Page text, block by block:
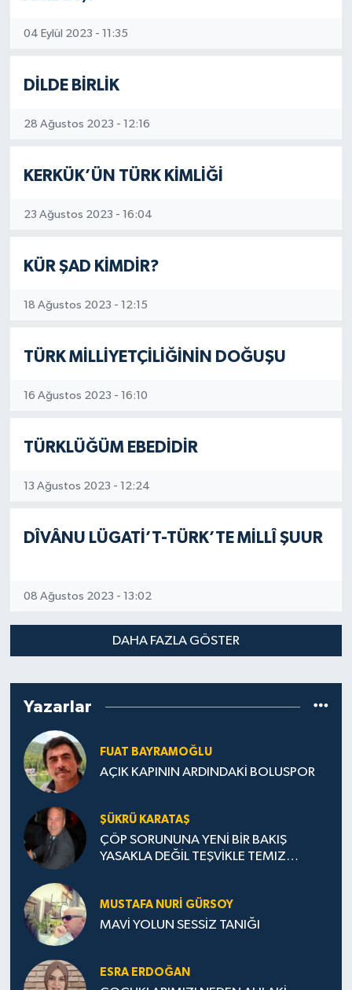
04 Eylül 2023 - 11:35
DİLDE BİRLİK
28 Ağustos 2023 - 12:16
KERKÜK’ÜN TÜRK KİMLİĞİ
23 Ağustos 2023 - 16:04
KÜR ŞAD KİMDİR?
18 Ağustos 2023 - 12:15
TÜRK MİLLİYETÇİLİĞİNİN DOĞUŞU
16 Ağustos 2023 - 16:10
TÜRKLÜĞÜM EBEDİDİR
13 Ağustos 2023 - 12:24
DÎVÂNU LÜGATİ’T-TÜRK’TE MİLLÎ ŞUUR
08 Ağustos 2023 - 13:02
DAHA FAZLA GÖSTER
Yazarlar
FUAT BAYRAMOĞLU
AÇIK KAPININ ARDINDAKİ BOLUSPOR
ŞÜKRÜ KARATAŞ
ÇÖP SORUNUNA YENİ BİR BAKIŞ
YASAKLA DEĞİL TEŞVİKLE TEMIZ
MUSTAFA NURI GÜRSOY
MAVİ YOLUN SESSİZ TANIĞI
ESRA ERDOĞAN